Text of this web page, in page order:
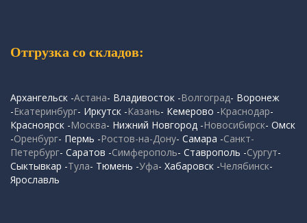
Отгрузка со складов:
Архангельск -Астана- Владивосток -Волгоград- Воронеж
-Екатеринбург- Иркутск -Казань- Кемерово -Краснодар-
Красноярск -Москва- Нижний Новгород -Новосибирск- Омск
-Оренбург- Пермь -Ростов-на-Дону- Самара -Санкт-
Петербург- Саратов -Симферополь- Ставрополь -Сургут-
Сыктывкар -Тула- Тюмень -Уфа- Хабаровск -Челябинск-
Ярославль